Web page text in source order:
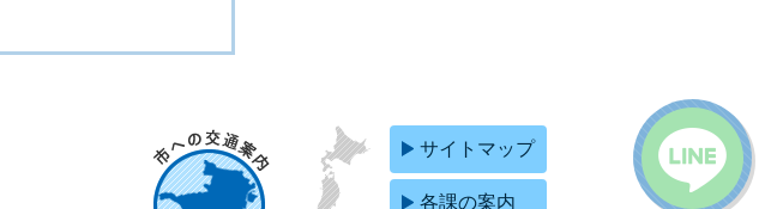
サイトマップ
各課の案内